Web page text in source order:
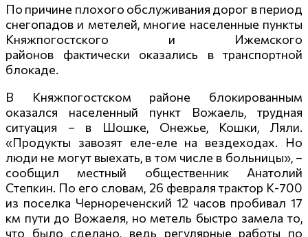
По причине плохого обслуживания дорог в период
снегопадов и метелей, многие населенные пункты
Княжпогостского и Ижемского
районов фактически оказались в транспортной
блокаде.
В Княжпогостском районе блокированным
оказался населенный пункт Вожаель, трудная
ситуация – в Шошке, Онежье, Кошки, Ляли.
«Продукты завозят еле-еле на вездеходах. Но
люди не могут выехать, в том числе в больницы», –
сообщил местный общественник Анатолий
Степкин. По его словам, 26 февраля трактор К-700
из поселка Чернореченский 12 часов пробивал 17
км пути до Вожаеля, но метель быстро замела то,
что было сделано, ведь регулярные работы по